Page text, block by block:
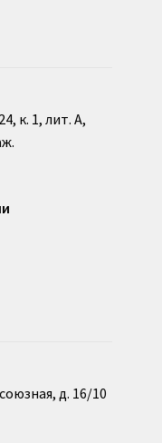
к. 1, лит. А,
д. 16/10